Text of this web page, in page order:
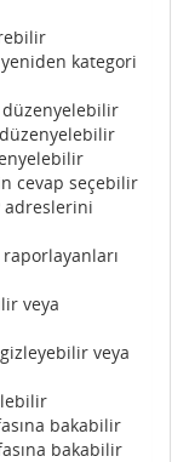
kategori
cevap seçebilir
adreslerini
veya
veya
bakabilir
bakabilir